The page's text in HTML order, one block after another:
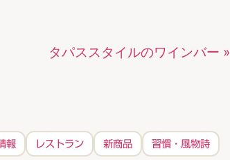
タパススタイルのワインバー »
報 レストラン 新商品 習慣・風物詩